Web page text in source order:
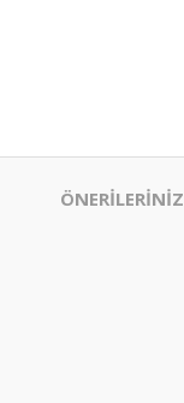
ÖNERİLERİNİZ